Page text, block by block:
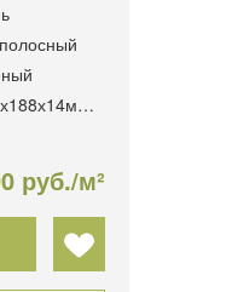
2266х188х14мм. 3.41м2/уп
руб./м²